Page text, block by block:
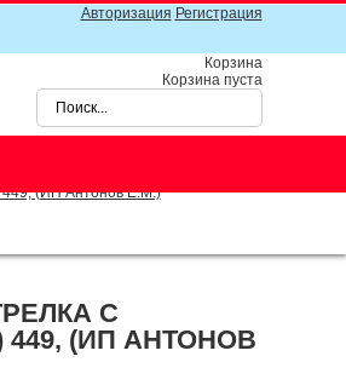
Авторизация Регистрация
Корзина
Корзина пуста
449, (ИП Антонов Е.М.)
С
(ИП АНТОНОВ